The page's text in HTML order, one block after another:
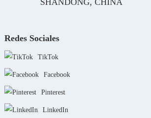
SHANDONG, CHINA
Redes Sociales
TikTok
Facebook
Pinterest
LinkedIn